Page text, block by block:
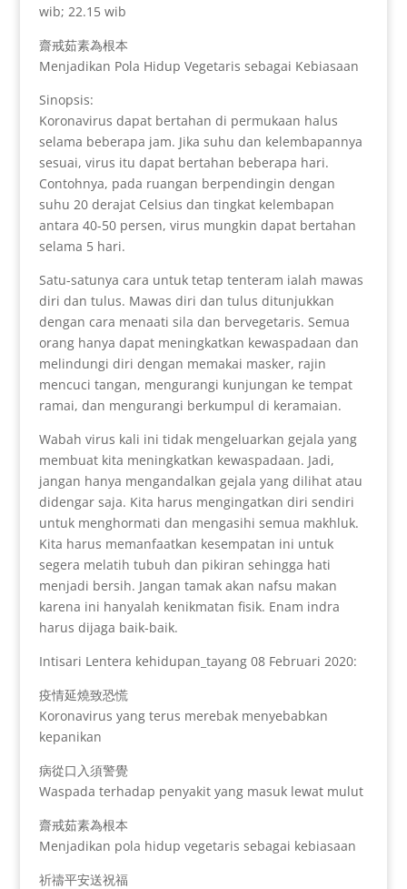
wib; 22.15 wib
齋戒茹素為根本
Menjadikan Pola Hidup Vegetaris sebagai Kebiasaan
Sinopsis:
Koronavirus dapat bertahan di permukaan halus
selama beberapa jam. Jika suhu dan kelembapannya
sesuai, virus itu dapat bertahan beberapa hari.
Contohnya, pada ruangan berpendingin dengan
suhu 20 derajat Celsius dan tingkat kelembapan
antara 40-50 persen, virus mungkin dapat bertahan
selama 5 hari.
Satu-satunya cara untuk tetap tenteram ialah mawas
diri dan tulus. Mawas diri dan tulus ditunjukkan
dengan cara menaati sila dan bervegetaris. Semua
orang hanya dapat meningkatkan kewaspadaan dan
melindungi diri dengan memakai masker, rajin
mencuci tangan, mengurangi kunjungan ke tempat
ramai, dan mengurangi berkumpul di keramaian.
Wabah virus kali ini tidak mengeluarkan gejala yang
membuat kita meningkatkan kewaspadaan. Jadi,
jangan hanya mengandalkan gejala yang dilihat atau
didengar saja. Kita harus mengingatkan diri sendiri
untuk menghormati dan mengasihi semua makhluk.
Kita harus memanfaatkan kesempatan ini untuk
segera melatih tubuh dan pikiran sehingga hati
menjadi bersih. Jangan tamak akan nafsu makan
karena ini hanyalah kenikmatan fisik. Enam indra
harus dijaga baik-baik.
Intisari Lentera kehidupan_tayang 08 Februari 2020:
疫情延燒致恐慌
Koronavirus yang terus merebak menyebabkan
kepanikan
病從口入須警覺
Waspada terhadap penyakit yang masuk lewat mulut
齋戒茹素為根本
Menjadikan pola hidup vegetaris sebagai kebiasaan
祈禱平安送祝福